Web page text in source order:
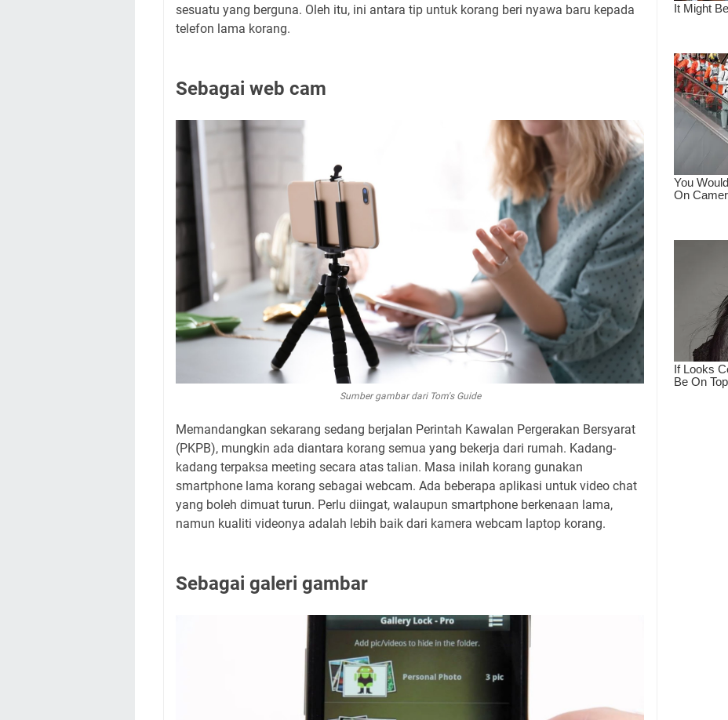
sesuatu yang berguna. Oleh itu, ini antara tip untuk korang beri nyawa baru kepada
telefon lama korang.
Sebagai web cam
Sumber gambar dari Tom's Guide
Memandangkan sekarang sedang berjalan Perintah Kawalan Pergerakan Bersyarat
(PKPB), mungkin ada diantara korang semua yang bekerja dari rumah. Kadang-
kadang terpaksa meeting secara atas talian. Masa inilah korang gunakan
smartphone lama korang sebagai webcam. Ada beberapa aplikasi untuk video chat
yang boleh dimuat turun. Perlu diingat, walaupun smartphone berkenaan lama,
namun kualiti videonya adalah lebih baik dari kamera webcam laptop korang.
Sebagai galeri gambar